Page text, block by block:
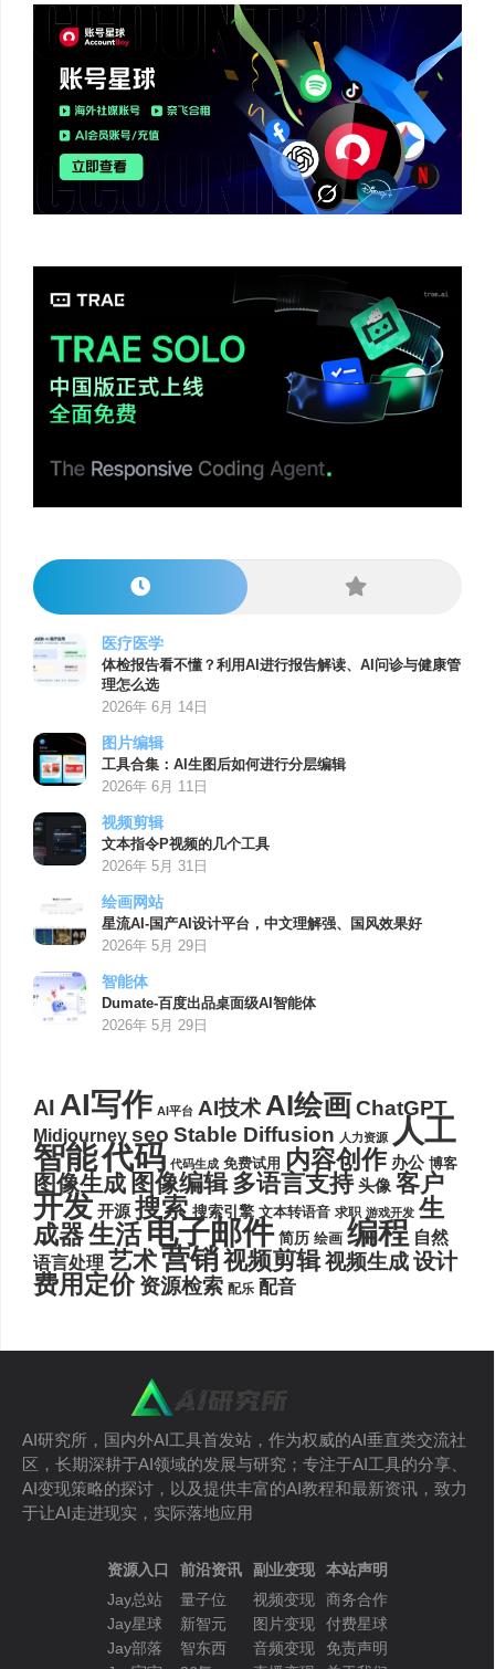
医疗医学
体检报告看不懂？利用AI进行报告解读、AI问诊与健康管
理怎么选
2026年 6月 14日
图片编辑
工具合集：AI生图后如何进行分层编辑
2026年 6月 11日
视频剪辑
文本指令P视频的几个工具
2026年 5月 31日
绘画网站
星流AI-国产AI设计平台，中文理解强、国风效果好
2026年 5月 29日
智能体
Dumate-百度出品桌面级AI智能体
2026年 5月 29日
AI AI写作 AI平台 AI技术AI绘画ChatGPT
Midjourney seo Stable Diffusion 人力资源 人工
智能代码 代码生成 免费试用 内容创作 办公 博客
图像生成 图像编辑 多语言支持 头像 客户
开发 开源 搜索 搜索引擎 文本转语音 求职 游戏开发 生
成器生活电子邮件 简历 绘画 编程 自然
语言处理 艺术营销视频剪辑视频生成设计
费用定价 资源检索 配乐 配音
AI研究所，国内外AI工具首发站，作为权威的AI垂直类交流社
区，长期深耕于AI领域的发展与研究；专注于AI工具的分享、
AI变现策略的探讨，以及提供丰富的AI教程和最新资讯，致力
于让AI走进现实，实际落地应用
资源入口
Jay总站
Jay星球
Jay部落
前沿资讯
量子位
新智元
智东西
副业变现
视频变现
图片变现
音频变现
本站声明
商务合作
付费星球
免责声明